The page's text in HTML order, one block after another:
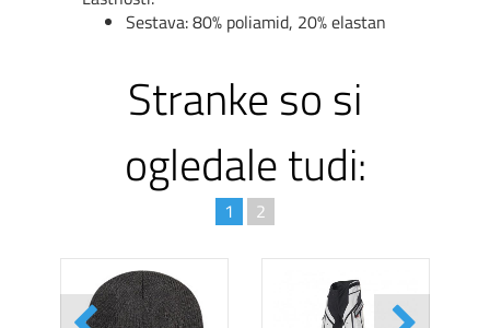
Sestava: 80% poliamid, 20% elastan
Stranke so si
ogledale tudi:
1 2